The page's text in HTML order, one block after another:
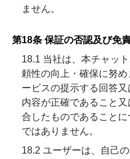
ません。
第18条 保証の否認及び免
18.1 当社は、本チャッ
頼性の向上・確保に努
ービスの提示する回答
内容が正確であること
合したものであること
ではありません。
18.2 ユーザーは、自己